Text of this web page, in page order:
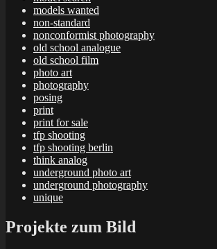
models wanted
non-standard
nonconformist photography
old school analogue
old school film
photo art
photography
posing
print
print for sale
tfp shooting
tfp shooting berlin
think analog
underground photo art
underground photography
unique
Projekte zum Bild